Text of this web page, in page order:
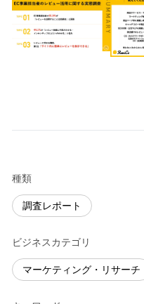
種類
調査レポート
ビジネスカテゴリ
マーケティング・リサーチ